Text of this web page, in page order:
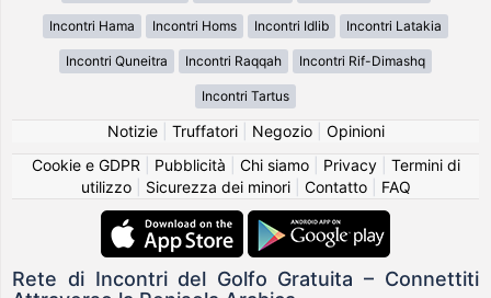
Incontri Hama Incontri Homs Incontri Idlib Incontri Latakia
Incontri Quneitra Incontri Raqqah Incontri Rif-Dimashq
Incontri Tartus
Notizie| Truffatori| Negozio| Opinioni
Cookie e GDPR
Pubblicità Chi siamo| Privacy| Termini di
utilizzo| Sicurezza dei minori| Contatto| FAQ
Rete di Incontri del Golfo Gratuita – Connettiti